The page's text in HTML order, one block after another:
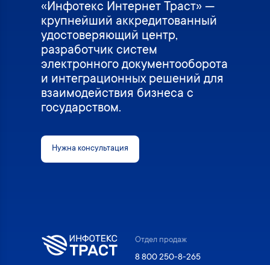
«Инфотекс Интернет Траст» —
крупнейший аккредитованный
удостоверяющий центр,
разработчик систем
электронного документооборота
и интеграционных решений для
взаимодействия бизнеса с
государством.
Нужна консультация
Отдел продаж
8 800 250-8-265